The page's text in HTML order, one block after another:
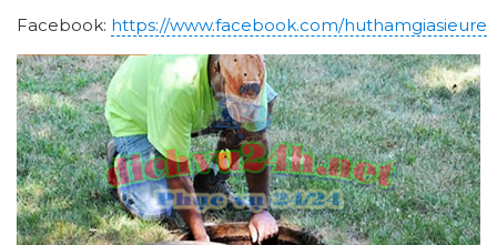
Facebook: https://www.facebook.com/huthamgiasieure